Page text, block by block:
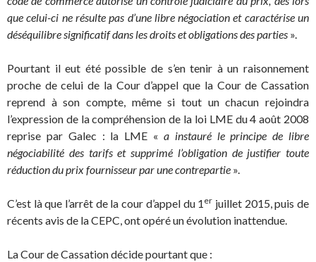
que celui-ci ne résulte pas d’une libre négociation et caractérise un
déséquilibre significatif dans les droits et obligations des parties ».
Pourtant il eut été possible de s’en tenir à un raisonnement
proche de celui de la Cour d’appel que la Cour de Cassation
reprend à son compte, même si tout un chacun rejoindra
l’expression de la compréhension de la loi LME du 4 août 2008
reprise par Galec : la LME « a instauré le principe de libre
négociabilité des tarifs et supprimé l’obligation de justifier toute
réduction du prix fournisseur par une contrepartie ».
C’est là que l’arrêt de la cour d’appel du 1 er juillet 2015, puis de
récents avis de la CEPC, ont opéré un évolution inattendue.
La Cour de Cassation décide pourtant que :